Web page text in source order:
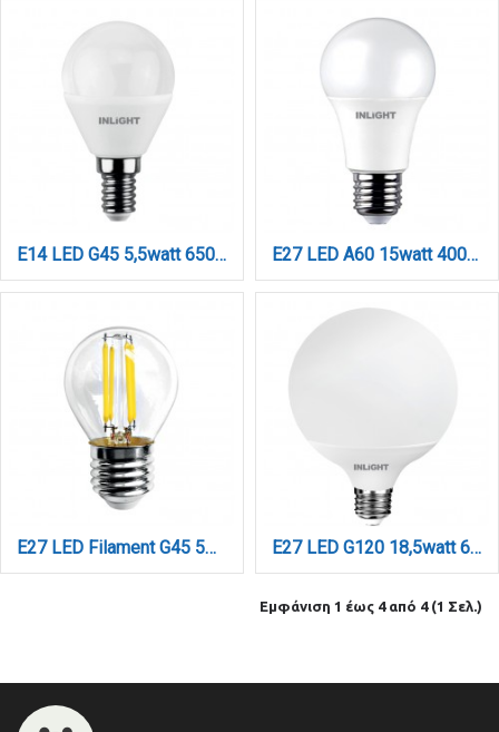
E14 LED G45 5,5watt 6500K Ψυχρό Λευκό (7.14.05.14.3) E27 LED A60 15watt 4000Κ Φυσικό Λευκό (7.27.15.04.2)
E27 LED Filament G45 5watt Φυσικό Λευκό (7.27.05.13.2) E27 LED G120 18,5watt 6500K Ψυχρό Λευκό (7.27.18.14.3)
Εμφάνιση 1 έως 4 από 4 (1 Σελ.)